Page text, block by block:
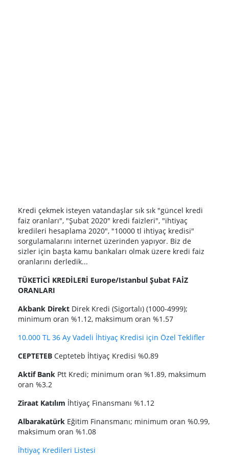
Kredi çekmek isteyen vatandaşlar sık sık "güncel kredi
faiz oranları", "Şubat 2020" kredi faizleri", "ihtiyaç
kredileri hesaplama 2020", "10000 tl ihtiyaç kredisi"
sorgulamalarını internet üzerinden yapıyor. Biz de
sizler için başta kamu bankaları olmak üzere kredi faiz
oranlarını derledik...
TÜKETİCİ KREDİLERİ Europe/Istanbul Şubat FAİZ
ORANLARI
Akbank Direkt Direk Kredi (Sigortalı) (1000-4999);
minimum oran %1.12, maksimum oran %1.57
10.000 TL 36 Ay Vadeli İhtiyaç Kredisi için Özel Teklifler
CEPTETEB Cepteteb İhtiyaç Kredisi %0.89
Aktif Bank Ptt Kredi; minimum oran %1.89, maksimum
oran %3.2
Ziraat Katılım İhtiyaç Finansmanı %1.12
Albarakatürk Eğitim Finansmanı; minimum oran %0.99,
maksimum oran %1.08
İhtiyaç Kredileri Listesi